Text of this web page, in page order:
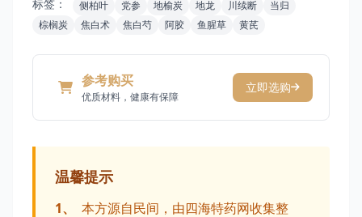
标签： 侧柏叶 党参 地榆炭 地龙 川续断
当归
棕榈炭
焦白术 焦白芍 阿胶 鱼腥草 黄芪
参考购买
优质材料，健康有保障
立即选购
温馨提示
1、 本方源自民间，由四海特药网收集整